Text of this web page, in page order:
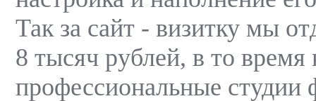
Так за сайт - визитку мы
8 тысяч рублей, в то время
профессиональные